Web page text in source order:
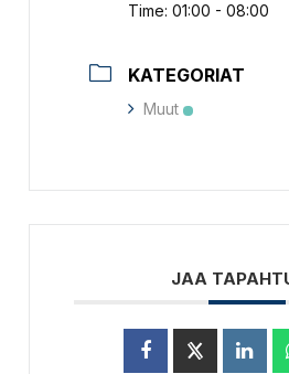
Time:01:00 - 08:00
KATEGORIAT
Muut
JAA